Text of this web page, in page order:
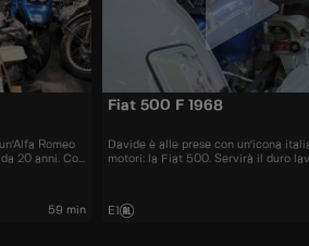
Romeo
20 anni. Con
59 min
Fiat 500 F 1968
Davide è alle prese con un'icona
motori: la Fiat 500. Servirà il duro
E1